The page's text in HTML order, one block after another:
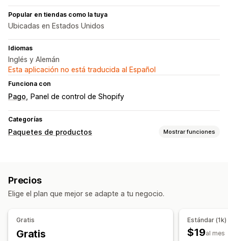
Popular en tiendas como la tuya
Ubicadas en Estados Unidos
Idiomas
Inglés y Alemán
Esta aplicación no está traducida al Español
Funciona con
Pago Panel de control de Shopify
Categorías
Paquetes de productos Mostrar funciones
Paquetes de variantes
Paquetes de muestras
Paquetes de venta adicional
Compras conjuntas frecuentes
Productos relacionados
Productos físicos
Precios
Elige el plan que mejor se adapte a tu negocio.
Gratis
Gratis
Estándar (1k)
$19al mes